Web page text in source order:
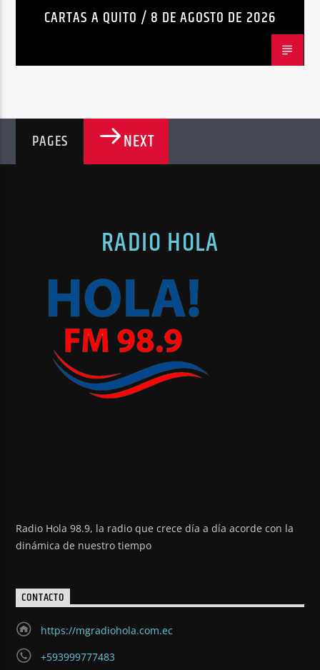
CARTAS A QUITO / 8 DE AGOSTO DE 2026
PAGES NEXT
RADIO HOLA
Radio Hola 98.9, la radio que crece día a día acorde con la
dinámica de nuestro tiempo
CONTACTO
https://mgradiohola.com.ec
+593999777483